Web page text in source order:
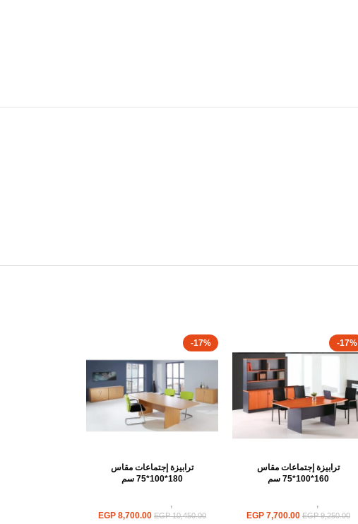
-17%
ترابيزة إجتماعات مقاس
160*100*75 سم
ترابيزات,
EGP9,250.00
EGP 7,700.00
-17%
ترابيزة إجتماعات مقاس
180*100*75 سم
ترابيزات,
EGP10,450.00
EGP 8,700.00